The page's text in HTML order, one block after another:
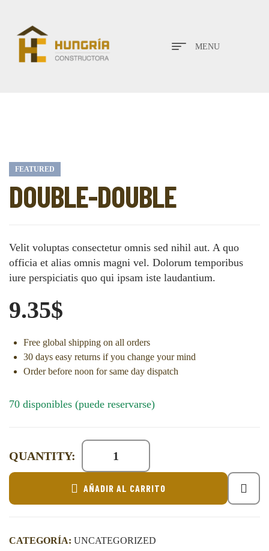
MENU
FEATURED
DOUBLE-DOUBLE
Velit voluptas consectetur omnis sed nihil aut. A quo
officia et alias omnis magni vel. Dolorum temporibus
iure perspiciatis quo qui ipsam iste laudantium.
9.35$
Free global shipping on all orders
30 days easy returns if you change your mind
Order before noon for same day dispatch
70 disponibles (puede reservarse)
QUANTITY:
AÑADIR AL CARRITO
CATEGORÍA: UNCATEGORIZED